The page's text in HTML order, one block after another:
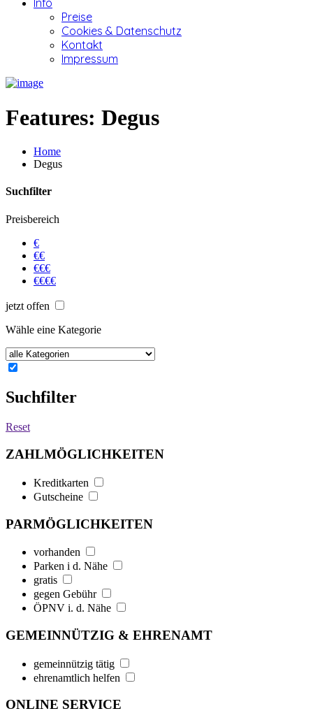
Info
Preise
Cookies & Datenschutz
Kontakt
Impressum
Features: Degus
Home
Degus
Suchfilter
Preisbereich
€
€€
€€€
€€€€
jetzt offen
Wähle eine Kategorie
Suchfilter
Reset
ZAHLMÖGLICHKEITEN
Kreditkarten
Gutscheine
PARMÖGLICHKEITEN
vorhanden
Parken i d. Nähe
gratis
gegen Gebühr
ÖPNV i. d. Nähe
GEMEINNÜTZIG & EHRENAMT
gemeinnützig tätig
ehrenamtlich helfen
ONLINE SERVICE